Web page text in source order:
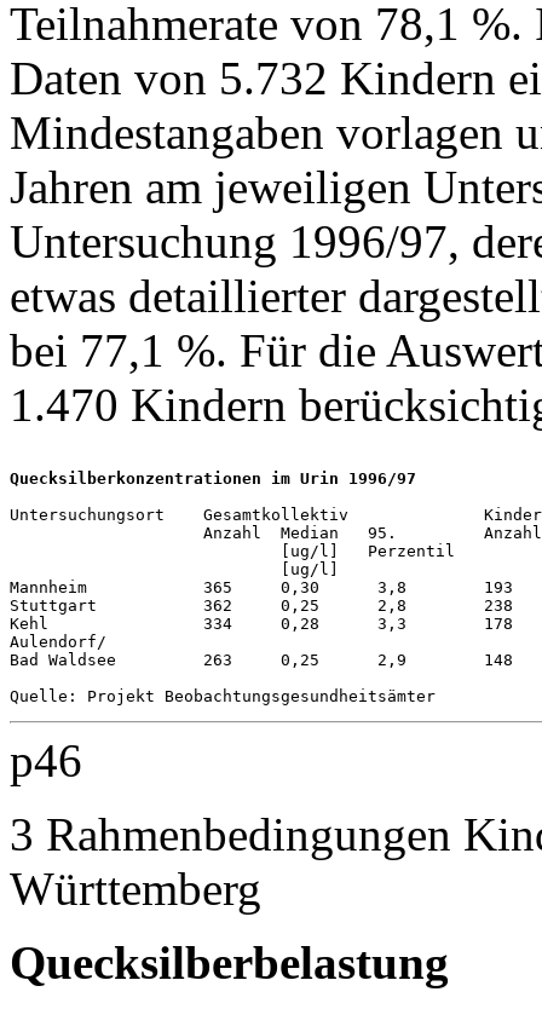
Teilnahmerate von 78,1
Daten von 5.732 Kindern
Mindestangaben vorlagen
Jahren am jeweiligen
Untersuchung 1996/97,
etwas detaillierter
bei 77,1 %. Für die
1.470 Kindern
Quecksilberkonzentrationen im Urin 1996/97
Untersuchungsort    Gesamtkollektiv              Kinder
Anzahl  Median   95.
[ug/l]   Perzentil
[ug/l]
Mannheim            365     0,30      3,8        193
Stuttgart           362     0,25      2,8        238
Kehl                334     0,28      3,3        178
Bad Waldsee         263     0,25      2,9        148
p46
3 Rahmenbedingungen
Württemberg
Quecksilberbelastung